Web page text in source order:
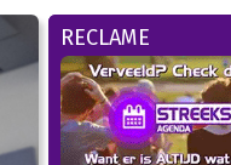
RECLAME